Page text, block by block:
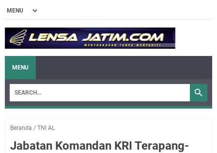
MENU
Beranda / TNI AL
Jabatan Komandan KRI Terapang-